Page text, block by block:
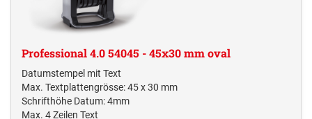
Professional 4.0 54045 - 45x30 mm oval
Datumstempel mit Text
Max. Textplattengrösse: 45 x 30 mm
Schrifthöhe Datum: 4mm
Max. 4 Zeilen Text